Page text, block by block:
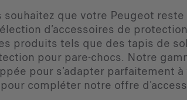
souhaitez que votre Peugeot
d’accessoires de
produits tels que des tapis de
pour pare-chocs. Notre
pour s’adapter parfaitement
compléter notre offre